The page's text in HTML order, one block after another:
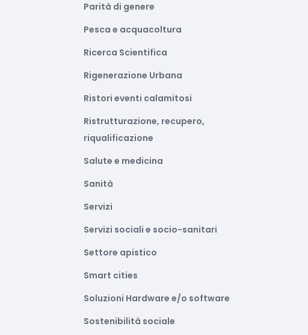
Parità di genere
Pesca e acquacoltura
Ricerca Scientifica
Rigenerazione Urbana
Ristori eventi calamitosi
Ristrutturazione, recupero,
riqualificazione
Salute e medicina
Sanità
Servizi
Servizi sociali e socio-sanitari
Settore apistico
Smart cities
Soluzioni Hardware e/o software
Sostenibilità sociale